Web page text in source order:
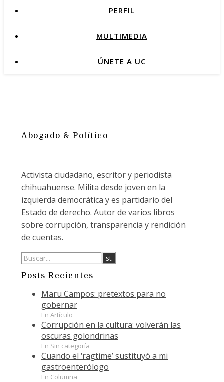
PERFIL
MULTIMEDIA
ÚNETE A UC
Abogado & Político
Activista ciudadano, escritor y periodista
chihuahuense. Milita desde joven en la
izquierda democrática y es partidario del
Estado de derecho. Autor de varios libros
sobre corrupción, transparencia y rendición
de cuentas.
Posts Recientes
Maru Campos: pretextos para no
gobernar
En Artículo
Corrupción en la cultura: volverán las
oscuras golondrinas
En Sin categoría
Cuando el ‘ragtime’ sustituyó a mi
gastroenterólogo
En Columna